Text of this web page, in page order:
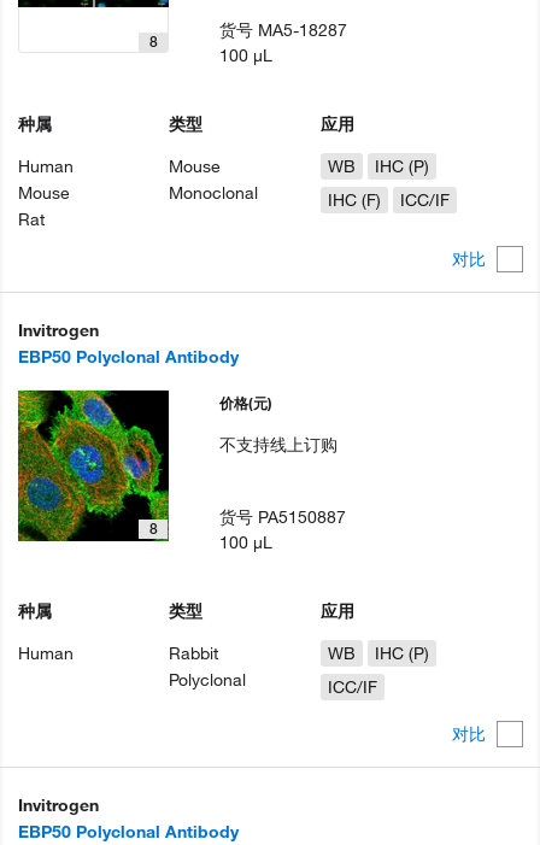
对比
8
种属
Human
Mouse
Rat
类型
Mouse
Monoclonal
应用
WB
IHC (P)
IHC (F)
ICC/IF
货号 MA5-18287
100 µL
Invitrogen
EBP50 Polyclonal Antibody
对比
8
种属
Human
类型
Rabbit
Polyclonal
应用
WB
IHC (P)
ICC/IF
价格(元)
不支持线上订购
货号 PA5150887
100 µL
Invitrogen
EBP50 Polyclonal Antibody